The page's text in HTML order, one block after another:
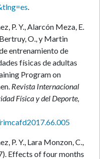
.
P. Y., Alarcón Meza, E.
O., y Martin
entrenamiento de
físicas de adultas
Program on
Revista Internacional
Física y del Deporte,
P. Y., Lara Monzon, C.,
Effects of four months